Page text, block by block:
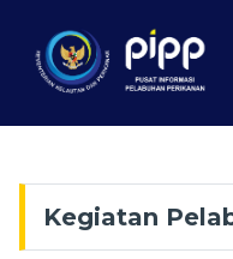
Kegiatan